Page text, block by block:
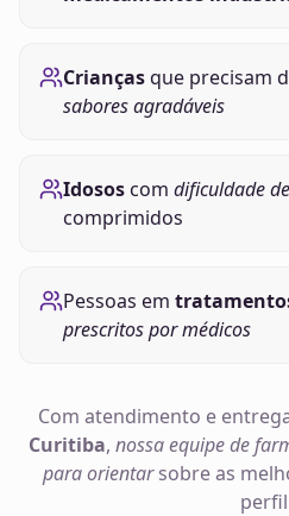
Criançasque precisam
sabores agradáveis
Idososcom dificuldade
comprimidos
Pessoas em
prescritos por médicos
Com atendimento e
Curitiba, nossa equipe de
para orientarsobre as